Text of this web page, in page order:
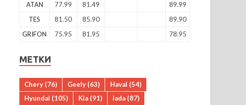
ATAN 77.99 81.49
89.99
TES
81.50 85.90
89.90
GRIFON
75.95 81.95 78.95
МЕТКИ
Chery (76) Geely (63) Haval (54)
Hyundai (105) Kia (91) lada (87)